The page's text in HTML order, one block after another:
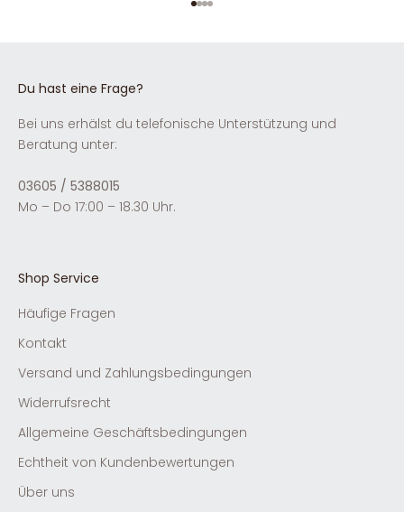
Gehe zu Element 1
Gehe zu Element 2
Gehe zu Element 3
Gehe zu Element 4
Du hast eine Frage?
Bei uns erhälst du telefonische Unterstützung und
Beratung unter:
03605 / 5388015
Mo – Do 17:00 – 18.30 Uhr.
Shop Service
Häufige Fragen
Kontakt
Versand und Zahlungsbedingungen
Widerrufsrecht
Allgemeine Geschäftsbedingungen
Echtheit von Kundenbewertungen
Über uns